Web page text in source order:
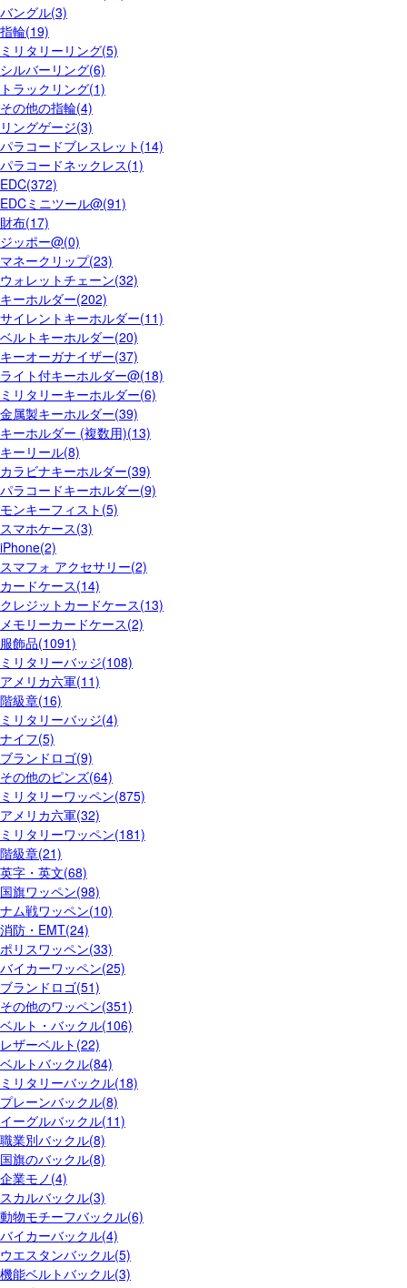
バングル(3)
指輪(19)
ミリタリーリング(5)
シルバーリング(6)
トラックリング(1)
その他の指輪(4)
リングゲージ(3)
パラコードブレスレット(14)
パラコードネックレス(1)
EDC(372)
EDCミニツール@(91)
財布(17)
ジッポー@(0)
マネークリップ(23)
ウォレットチェーン(32)
キーホルダー(202)
サイレントキーホルダー(11)
ベルトキーホルダー(20)
キーオーガナイザー(37)
ライト付キーホルダー@(18)
ミリタリーキーホルダー(6)
金属製キーホルダー(39)
キーホルダー (複数用)(13)
キーリール(8)
カラビナキーホルダー(39)
パラコードキーホルダー(9)
モンキーフィスト(5)
スマホケース(3)
iPhone(2)
スマフォ アクセサリー(2)
カードケース(14)
クレジットカードケース(13)
メモリーカードケース(2)
服飾品(1091)
ミリタリーバッジ(108)
アメリカ六軍(11)
階級章(16)
ミリタリーバッジ(4)
ナイフ(5)
ブランドロゴ(9)
その他のピンズ(64)
ミリタリーワッペン(875)
アメリカ六軍(32)
ミリタリーワッペン(181)
階級章(21)
英字・英文(68)
国旗ワッペン(98)
ナム戦ワッペン(10)
消防・EMT(24)
ポリスワッペン(33)
バイカーワッペン(25)
ブランドロゴ(51)
その他のワッペン(351)
ベルト・バックル(106)
レザーベルト(22)
ベルトバックル(84)
ミリタリーバックル(18)
プレーンバックル(8)
イーグルバックル(11)
職業別バックル(8)
国旗のバックル(8)
企業モノ(4)
スカルバックル(3)
動物モチーフバックル(6)
バイカーバックル(4)
ウエスタンバックル(5)
機能ベルトバックル(3)